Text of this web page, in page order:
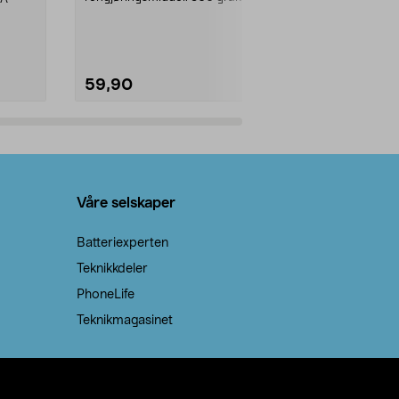
59,90
Våre selskaper
Batteriexperten
Teknikkdeler
PhoneLife
Teknikmagasinet